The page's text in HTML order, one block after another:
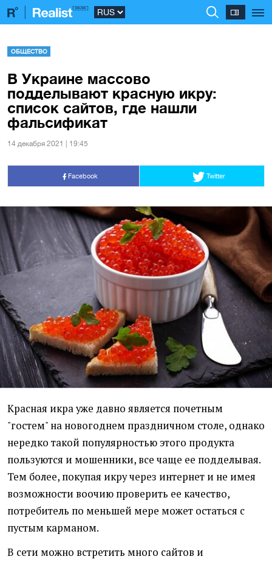
ОБЩЕСТВО
В Украине массово
подделывают красную икру:
список сайтов, где нашли
фальсификат
14 декабря 2021 | 19:45
Facebook Twitter
Красная икра уже давно является почетным
"гостем" на новогоднем праздничном столе, однако
нередко такой популярностью этого продукта
пользуются и мошенники, все чаще ее подделывая.
Тем более, покупая икру через интернет и не имея
возможности воочию проверить ее качество,
потребитель по меньшей мере может остаться с
пустым карманом.
В сети можно встретить много сайтов и